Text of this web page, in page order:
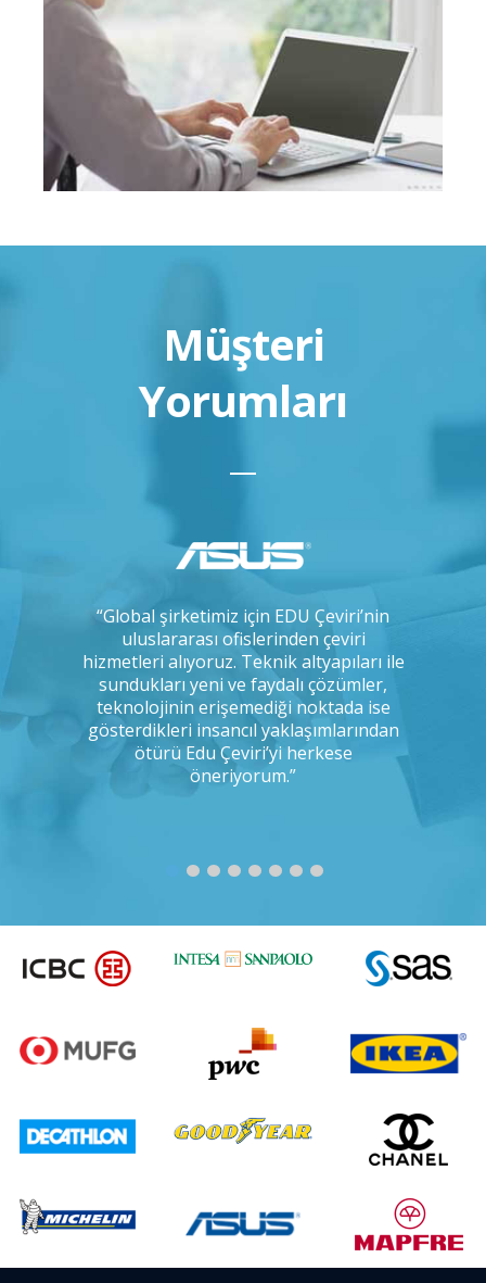
Müşteri
Yorumları
uzun
titiz
kim
“Global şirketimiz için EDU Çeviri’nin
uluslararası ofislerinden çeviri
hizmetleri alıyoruz. Teknik altyapıları ile
sundukları yeni ve faydalı çözümler,
teknolojinin erişemediği noktada ise
gösterdikleri insancıl yaklaşımlarından
ötürü Edu Çeviri’yi herkese
öneriyorum.”
“IKEA